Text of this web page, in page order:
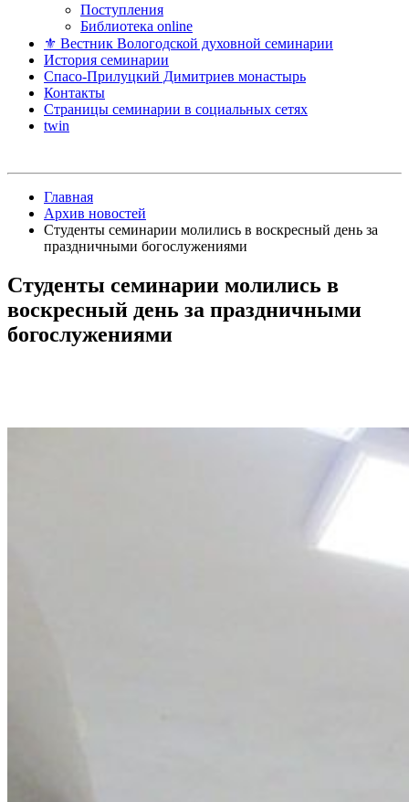
Поступления
Библиотека online
⚜ Вестник Вологодской духовной семинарии
История семинарии
Спасо-Прилуцкий Димитриев монастырь
Контакты
Страницы семинарии в социальных сетях
twin
Главная
Архив новостей
Студенты семинарии молились в воскресный день за
праздничными богослужениями
Студенты семинарии молились в
воскресный день за праздничными
богослужениями